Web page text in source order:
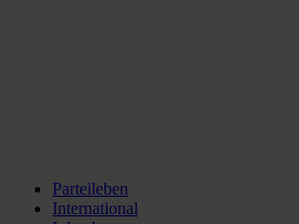
Parteileben
International